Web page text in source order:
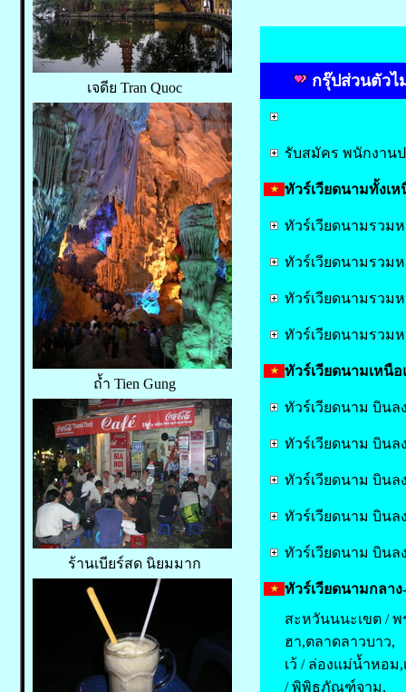
เจดีย Tran Quoc
ถ้ำ Tien Gung
ร้านเบียร์สด นิยมมาก
กรุ๊ปส่วนตัวไ
รับสมัคร พนักงาน
ทัวร์เวียดนามทั้งเห
ทัวร์เวียดนามรวมห
ทัวร์เวียดนามรวมห
ทัวร์เวียดนามรวมห
ทัวร์เวียดนามรวม
ทัวร์เวียดนามเหนื
ทัวร์เวียดนาม บินล
ทัวร์เวียดนาม บินล
ทัวร์เวียดนาม บินล
ทัวร์เวียดนาม บินล
ทัวร์เวียดนาม บินล
ทัวร์เวียดนามกลา
สะหวันนนะเขต / พ
ฮา,ตลาดลาวบาว,
เว้ / ล่องแม่น้ำหอม
/ พิพิธภัณฑ์จาม,